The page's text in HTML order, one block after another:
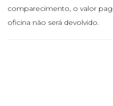
comparecimento, o valor
oficina não será devolvido.